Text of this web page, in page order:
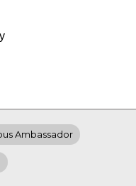
Ambassador